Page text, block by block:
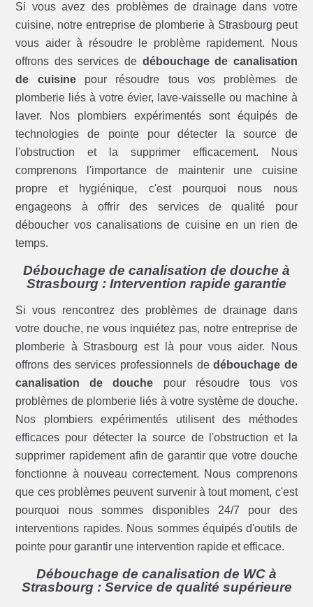
Si vous avez des problèmes de drainage dans votre
cuisine, notre entreprise de plomberie à Strasbourg peut
vous aider à résoudre le problème rapidement. Nous
offrons des services de débouchage de canalisation
de cuisinepour résoudre tous vos problèmes de
plomberie liés à votre évier, lave-vaisselle ou machine à
laver. Nos plombiers expérimentés sont équipés de
technologies de pointe pour détecter la source de
l'obstruction et la supprimer efficacement. Nous
comprenons l'importance de maintenir une cuisine
propre et hygiénique, c'est pourquoi nous nous
engageons à offrir des services de qualité pour
déboucher vos canalisations de cuisine en un rien de
temps.
Débouchage de canalisation de douche à
Strasbourg : Intervention rapide garantie
Si vous rencontrez des problèmes de drainage dans
votre douche, ne vous inquiétez pas, notre entreprise de
plomberie à Strasbourg est là pour vous aider. Nous
offrons des services professionnels dedébouchage de
canalisation de douche pour résoudre tous vos
problèmes de plomberie liés à votre système de douche.
Nos plombiers expérimentés utilisent des méthodes
efficaces pour détecter la source de l'obstruction et la
supprimer rapidement afin de garantir que votre douche
fonctionne à nouveau correctement. Nous comprenons
que ces problèmes peuvent survenir à tout moment, c'est
pourquoi nous sommes disponibles 24/7 pour des
interventions rapides. Nous sommes équipés d'outils de
pointe pour garantir une intervention rapide et efficace.
Débouchage de canalisation de WC à
Strasbourg : Service de qualité supérieure